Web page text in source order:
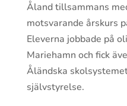
Åland tillsammans
motsvarande årskurs
Eleverna jobbade på
Mariehamn och fick
Åländska
självstyrelse.